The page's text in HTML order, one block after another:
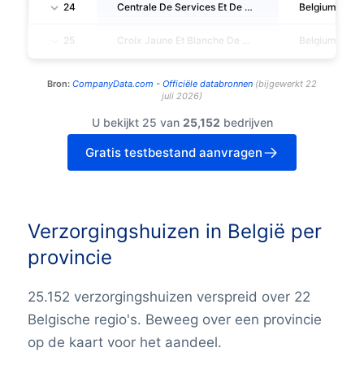
24 Centrale De Services Et De Soins A Domicile De Bruxelles Belgium
25 Belgium
Bron: CompanyData.com - Officiële databronnen (bijgewerkt 22
juli 2026)
U bekijkt 25 van 25,152 bedrijven
Gratis testbestand aanvragen
Verzorgingshuizen in België per
provincie
25.152 verzorgingshuizen verspreid over 22
Belgische regio's. Beweeg over een provincie
op de kaart voor het aandeel.